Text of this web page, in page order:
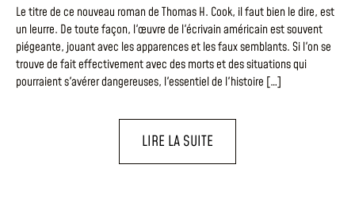
Le titre de ce nouveau roman de Thomas H. Cook, il faut bien le dire, est
un leurre. De toute façon, l'œuvre de l'écrivain américain est souvent
piégeante, jouant avec les apparences et les faux semblants. Si l'on se
trouve de fait effectivement avec des morts et des situations qui
pourraient s'avérer dangereuses, l'essentiel de l'histoire […]
LIRE LA SUITE